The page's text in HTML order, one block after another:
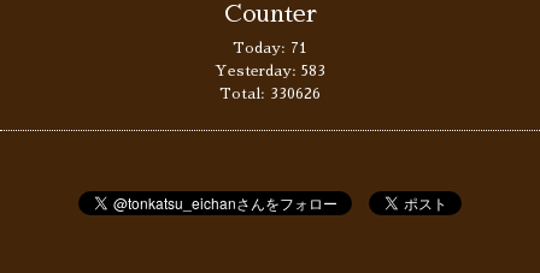
Counter
Today: 71
Yesterday: 583
Total: 330626